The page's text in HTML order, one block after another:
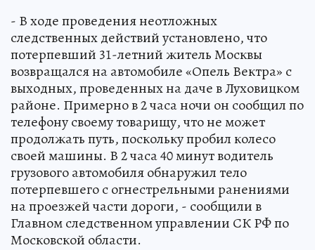
- В ходе проведения неотложных
следственных действий установлено, что
потерпевший 31-летний житель Москвы
возвращался на автомобиле «Опель Вектра» с
выходных, проведенных на даче в Луховицком
районе. Примерно в 2 часа ночи он сообщил по
телефону своему товарищу, что не может
продолжать путь, поскольку пробил колесо
своей машины. В 2 часа 40 минут водитель
грузового автомобиля обнаружил тело
потерпевшего с огнестрельными ранениями
на проезжей части дороги, - сообщили в
Главном следственном управлении СК РФ по
Московской области.